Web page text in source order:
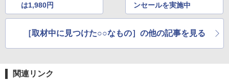
は1,980円
ンセールを実施中
［取材中に見つけた○○なもの］の他の記事を見る
関連リンク